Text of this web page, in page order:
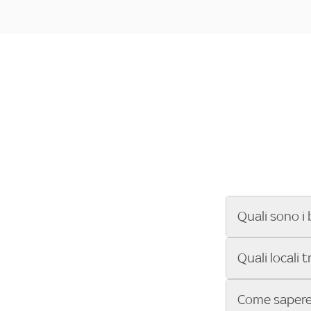
Quali sono i
Se cerchi un
Sky Bar ti
Quali locali
Vuoi sapere
Come